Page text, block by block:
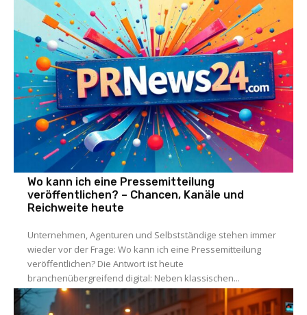
Wo kann ich eine Pressemitteilung
veröffentlichen? – Chancen, Kanäle und
Reichweite heute
Unternehmen, Agenturen und Selbstständige stehen immer
wieder vor der Frage: Wo kann ich eine Pressemitteilung
veröffentlichen? Die Antwort ist heute
branchenübergreifend digital: Neben klassischen...